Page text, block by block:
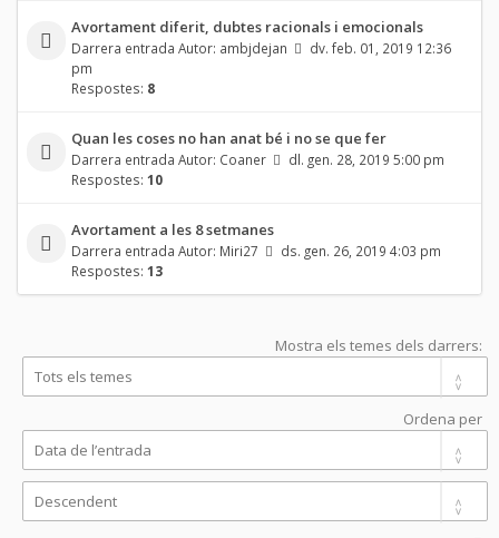
Avortament diferit, dubtes racionals i emocionals
Darrera entrada Autor: ambjdejan
dv. feb. 01, 2019 12:36
pm
Respostes: 8
Quan les coses no han anat bé i no se que fer
Darrera entrada Autor: Coaner
dl. gen. 28, 2019 5:00 pm
Respostes: 10
Avortament a les 8 setmanes
Darrera entrada Autor: Miri27
ds. gen. 26, 2019 4:03 pm
Respostes: 13
Mostra els temes dels darrers:
Ordena per